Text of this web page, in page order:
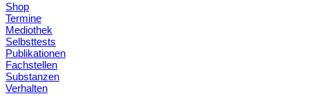
Shop
Termine
Mediothek
Selbsttests
Publikationen
Fachstellen
Substanzen
Verhalten